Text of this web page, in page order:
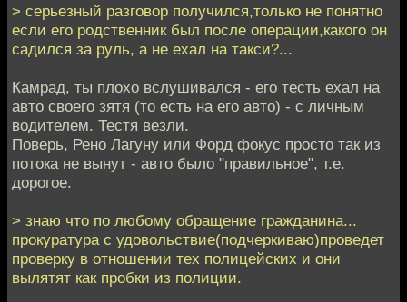
> серьезный разговор получился,только не понятно
если его родственник был после операции,какого он
садился за руль, а не ехал на такси?...
Камрад, ты плохо вслушивался - его тесть ехал на
авто своего зятя (то есть на его авто) - с личным
водителем. Тестя везли.
Поверь, Рено Лагуну или Форд фокус просто так из
потока не вынут - авто было "правильное", т.е.
дорогое.
> знаю что по любому обращение гражданина...
прокуратура с удовольствие(подчеркиваю)проведет
проверку в отношении тех полицейских и они
вылятят как пробки из полиции.